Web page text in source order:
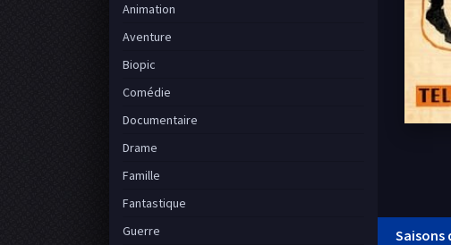
Saisons
Animation
Aventure
Biopic
Comédie
Documentaire
Drame
Famille
Fantastique
Guerre